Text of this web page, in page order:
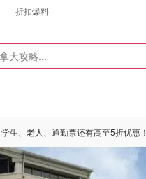
折扣爆料
生、老人、通勤票还有高至5折优惠！